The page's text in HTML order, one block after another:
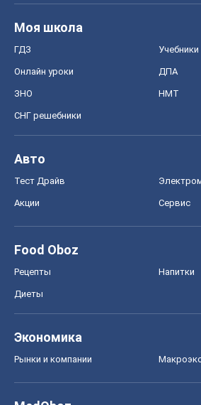
Моя школа
ГДЗ Учебники
Онлайн уроки ДПА
ЗНО НМТ
СНГ решебники
Авто
Тест Драйв
Акции Сервис
Food Oboz
Рецепты Напитки
Диеты
Экономика
Рынки и компании